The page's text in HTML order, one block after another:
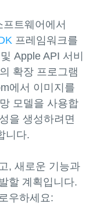
프트웨어에서
프레임워크를
Apple API 서비
의 확장 프로그램
에서 이미지를
모델을 사용합
을 생성하려면
니다.
, 새로운 기능과
할 계획입니다.
우하세요: